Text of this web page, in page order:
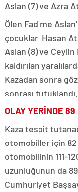
Aslan (7) ve Azra
Ölen Fadime
çocukları Hasan
Aslan (8) ve Ceylin
kaldırılan
Kazadan sonra
sonrası tutuklandı.
OLAY YERİNDE
Kaza tespit
otomobiller için
otomobilinin 111-
uzunluğunun da
Cumhuriyet